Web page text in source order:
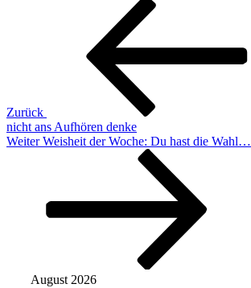
Beitragsnavigation
Zurück
nicht ans Aufhören denke
Nächster
Weiter Weisheit der Woche: Du hast die Wahl…
August 2026